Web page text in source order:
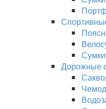
Дорожные